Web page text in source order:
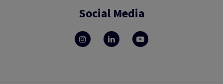
Social Media